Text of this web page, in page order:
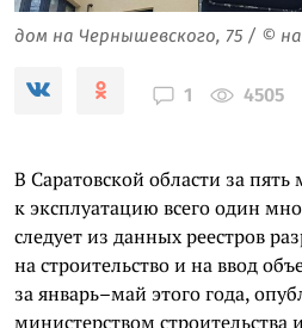
дом на Чернышевского, 75 / ©
1 4505
В Саратовской области за пять
к эксплуатацию всего один
следует из данных реестров
на строительство и на ввод
за январь–май этого года,
министерством